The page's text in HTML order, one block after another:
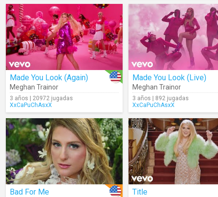
Made You Look (Again)
Meghan Trainor
3 años | 20972 jugadas
XxCaPuChAsxX
Made You Look (Live)
Meghan Trainor
3 años | 892 jugadas
XxCaPuChAsxX
Bad For Me Title